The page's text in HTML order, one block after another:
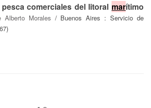
comerciales del litoral marítimo
Alberto Morales / Buenos Aires : Servicio de